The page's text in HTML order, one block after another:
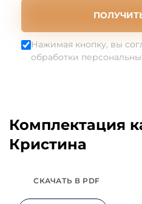
Нажимая кнопку, вы
обработки
Комплектация
Кристина
СКАЧАТЬ В PDF